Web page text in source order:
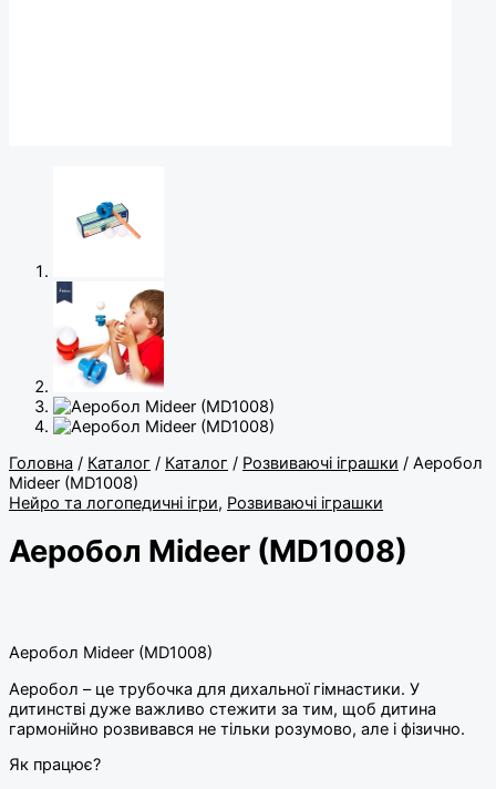
Головна / Каталог / Каталог / Розвиваючі іграшки / Аеробол
Mideer (MD1008)
Нейро та логопедичні ігри, Розвиваючі іграшки
Аеробол Mideer (MD1008)
Аеробол Mideer (MD1008)
Аеробол – це трубочка для дихальної гімнастики. У
дитинстві дуже важливо стежити за тим, щоб дитина
гармонійно розвивався не тільки розумово, але і фізично.
Як працює?